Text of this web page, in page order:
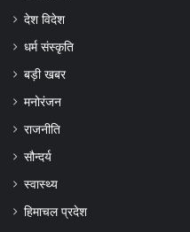
देश विदेश
धर्म संस्कृति
बड़ी खबर
मनोरंजन
राजनीति
सौन्दर्य
स्वास्थ्य
हिमाचल प्रदेश